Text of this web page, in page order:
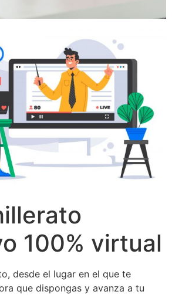
100% virtual
desde el lugar en el que te
que dispongas y avanza a tu